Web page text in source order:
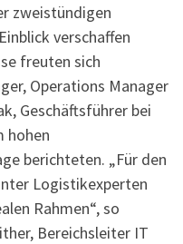
zweistündigen
verschaffen
freuten sich
Operations Manager
Geschäftsführer bei
hohen
berichteten. „Für den
Logistikexperten
Rahmen“, so
Bereichsleiter IT